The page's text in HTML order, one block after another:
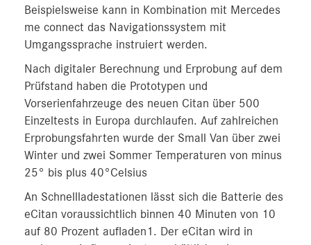
Beispielsweise kann in Kombination mit Mercedes
me connect das Navigationssystem mit
Umgangssprache instruiert werden.
Nach digitaler Berechnung und Erprobung auf dem
Prüfstand haben die Prototypen und
Vorserienfahrzeuge des neuen Citan über 500
Einzeltests in Europa durchlaufen. Auf zahlreichen
Erprobungsfahrten wurde der Small Van über zwei
Winter und zwei Sommer Temperaturen von minus
25° bis plus 40°Celsius
An Schnellladestationen lässt sich die Batterie des
eCitan voraussichtlich binnen 40 Minuten von 10
auf 80 Prozent aufladen1. Der eCitan wird in